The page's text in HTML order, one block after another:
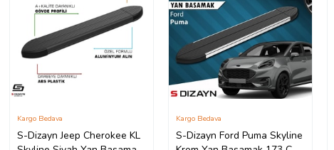
S-Dizayn Jeep Cherokee KL
Kargo Bedava
S-Dizayn Ford Puma Skyline
Kargo Bedava